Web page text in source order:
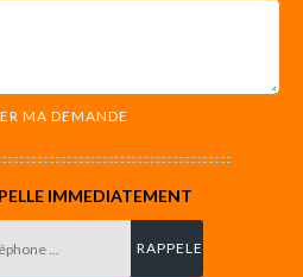
IMMEDIATEMENT